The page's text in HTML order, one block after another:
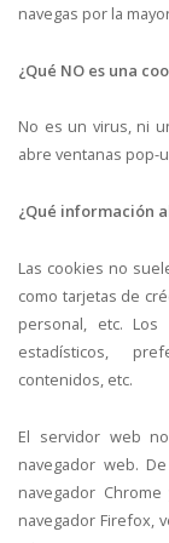
navegas por la
¿Qué NO es una
No es un virus, ni
abre ventanas pop-
¿Qué información
Las cookies no
como tarjetas de
personal, etc.
estadísticos,
contenidos, etc.
El servidor web
navegador web.
navegador
navegador Firefox,